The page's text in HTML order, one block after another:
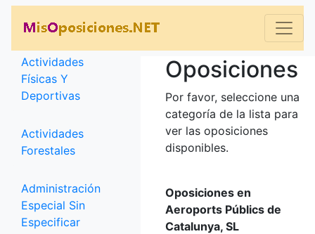
Categorías
Actividades
Físicas Y
Deportivas
Actividades
Forestales
Administración
Especial Sin
Especificar
Oposiciones
Por favor, seleccione una
categoría de la lista para
ver las oposiciones
disponibles.
Oposiciones en
Aeroports Públics de
Catalunya, SL